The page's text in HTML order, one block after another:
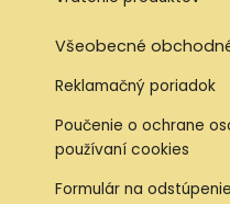
Všeobecné
Reklamačný poriadok
Poučenie o ochrane
používaní cookies
Formulár na